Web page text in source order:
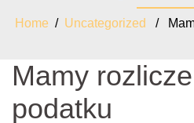
Home / Uncategorized /
Mamy
podatku